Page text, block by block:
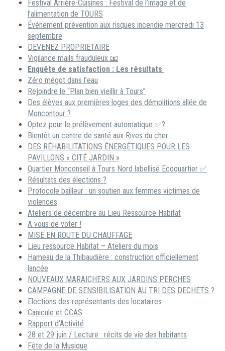
Festival Arrière-Cuisines : Festival de l’image et de
l’alimentation de TOURS
Événement prévention aux risques incendie mercredi 13
septembre
DEVENEZ PROPRIETAIRE
Vigilance mails frauduleux 📧
Enquête de satisfaction : Les résultats
Zéro mégot dans l’eau
Rejoindre le “Plan bien vieillir à Tours”
Des élèves aux premières loges des démolitions allée de
Moncontour ?
Optez pour le prélèvement automatique ✅?
Bientôt un centre de santé aux Rives du cher
DES RÉHABILITATIONS ÉNERGÉTIQUES POUR LES
PAVILLONS « CITÉ JARDIN »
Quartier Monconseil à Tours Nord labellisé Ecoquartier ✅
Résultats des élections ?
Protocole bailleur : un soutien aux femmes victimes de
violences
Ateliers de décembre au Lieu Ressource Habitat
A vous de voter !
MISE EN ROUTE DU CHAUFFAGE
Lieu ressource Habitat – Ateliers du mois
Hameau de la Thibaudière : construction officiellement
lancée
NOUVEAUX MARAICHERS AUX JARDINS PERCHES
CAMPAGNE DE SENSIBILISATION AU TRI DES DECHETS ?
Elections des représentants des locataires
Canicule et CCAS
Rapport d’Activité
28 et 29 juin / Lecture : récits de vie des habitants
Fête de la Musique